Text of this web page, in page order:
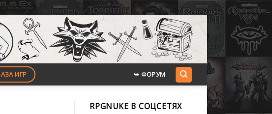
ИГР ➥ ФОРУМ
RPGNUKE В СОЦСЕТЯХ